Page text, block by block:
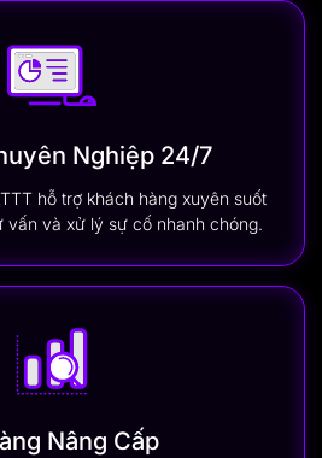
Nghiệp 24/7
hỗ trợ khách hàng xuyên suốt
vấn và xử lý sự cố nhanh chóng.
Nâng Cấp